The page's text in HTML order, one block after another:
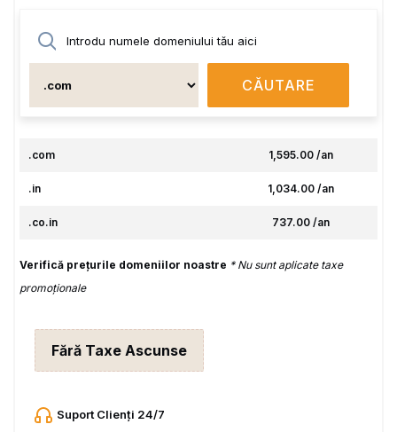
CĂUTARE
.com ₹1,595.00 /an
.in ₹1,034.00 /an
.co.in ₹737.00 /an
Verifică prețurile domeniilor noastre * Nu sunt aplicate taxe
promoționale
Fără Taxe Ascunse
Suport Clienți 24/7